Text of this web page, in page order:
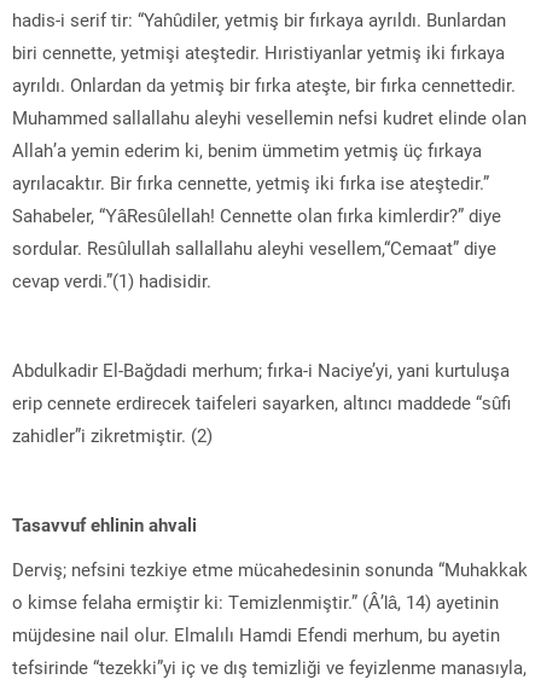
hadis-i serif tir: “Yahûdiler, yetmiş bir fırkaya ayrıldı. Bunlardan
biri cennette, yetmişi ateştedir. Hıristiyanlar yetmiş iki fırkaya
ayrıldı. Onlardan da yetmiş bir fırka ateşte, bir fırka cennettedir.
Muhammed sallallahu aleyhi vesellemin nefsi kudret elinde olan
Allah’a yemin ederim ki, benim ümmetim yetmiş üç fırkaya
ayrılacaktır. Bir fırka cennette, yetmiş iki fırka ise ateştedir.”
Sahabeler, “YâResûlellah! Cennette olan fırka kimlerdir?” diye
sordular. Resûlullah sallallahu aleyhi vesellem,“Cemaat” diye
cevap verdi.”(1) hadisidir.
Abdulkadir El-Bağdadi merhum; fırka-i Naciye’yi, yani kurtuluşa
erip cennete erdirecek taifeleri sayarken, altıncı maddede “sûfi
zahidler”i zikretmiştir. (2)
Tasavvuf ehlinin ahvali
Derviş; nefsini tezkiye etme mücahedesinin sonunda “Muhakkak
o kimse felaha ermiştir ki: Temizlenmiştir.” (Â’lâ, 14) ayetinin
müjdesine nail olur. Elmalılı Hamdi Efendi merhum, bu ayetin
tefsirinde “tezekki”yi iç ve dış temizliği ve feyizlenme manasıyla,